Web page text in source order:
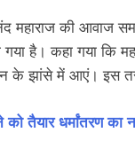
महाराज की आवाज
है। कहा गया कि
के झांसे में आएं। इस
तैयार धर्मांतरण